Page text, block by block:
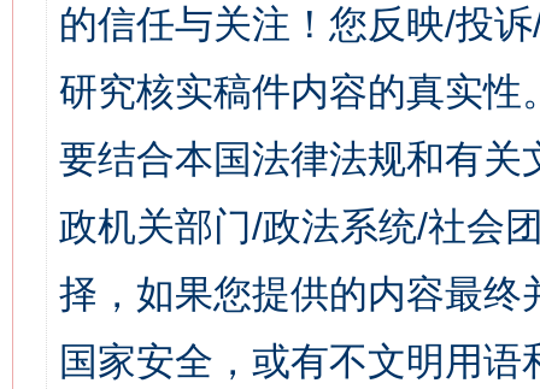
的信任与关注！您反映/投
研究核实稿件内容的真实
要结合本国法律法规和有关
政机关部门/政法系统/社会
择，如果您提供的内容最
国家安全，或有不文明用